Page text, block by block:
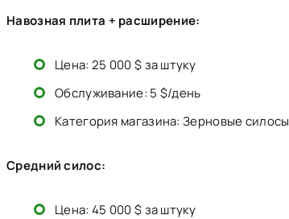
Навозная плита + расширение:
Цена: 25 000 $ за штуку
Обслуживание: 5 $/день
Категория магазина: Зерновые силосы
Средний силос:
Цена: 45 000 $ за штуку